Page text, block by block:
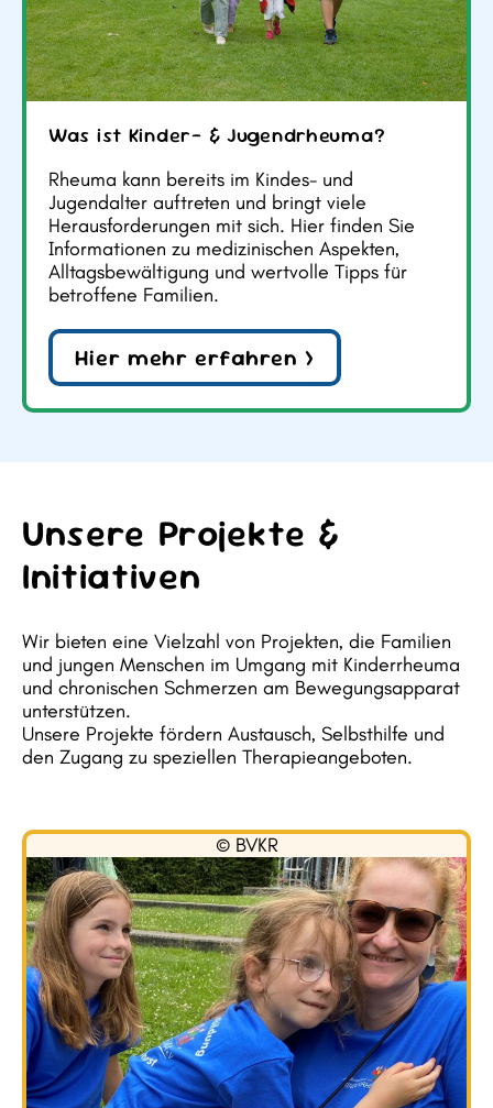
Was ist Kinder- & Jugendrheuma?
Rheuma kann bereits im Kindes- und
Jugendalter auftreten und bringt viele
Herausforderungen mit sich. Hier finden Sie
Informationen zu medizinischen Aspekten,
Alltagsbewältigung und wertvolle Tipps für
betroffene Familien.
Hier mehr erfahren >
Unsere Projekte &
Initiativen
Wir bieten eine Vielzahl von Projekten, die Familien
und jungen Menschen im Umgang mit Kinderrheuma
und chronischen Schmerzen am Bewegungsapparat
unterstützen.
Unsere Projekte fördern Austausch, Selbsthilfe und
den Zugang zu speziellen Therapieangeboten.
© BVKR